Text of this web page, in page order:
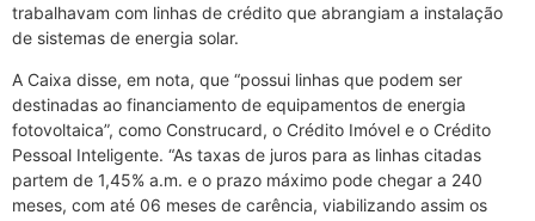
trabalhavam com linhas de crédito que abrangiam a instalação
de sistemas de energia solar.
A Caixa disse, em nota, que “possui linhas que podem ser
destinadas ao financiamento de equipamentos de energia
fotovoltaica”, como Construcard, o Crédito Imóvel e o Crédito
Pessoal Inteligente. “As taxas de juros para as linhas citadas
partem de 1,45% a.m. e o prazo máximo pode chegar a 240
meses, com até 06 meses de carência, viabilizando assim os